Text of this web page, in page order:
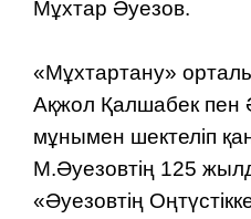
Мұхтар Әуезов.
«Мұхтартану»
Ақжол Қалшабек пен
мұнымен шектеліп
М.Әуезовтің 125
«Әуезовтің